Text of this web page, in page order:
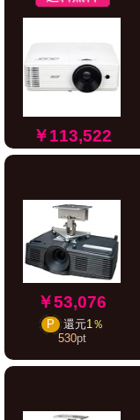
￥113,522
￥53,076
P 還元1％
530pt